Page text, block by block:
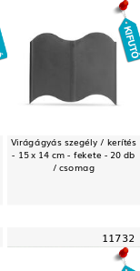
Virágágyás szegély / kerítés
- 15 x 14 cm - fekete - 20 db
/ csomag
11732